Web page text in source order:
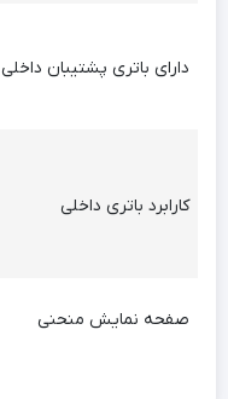
دارای باتری پشتیبان داخلی
کارابرد باتری داخلی
صفحه نمایش منحنی